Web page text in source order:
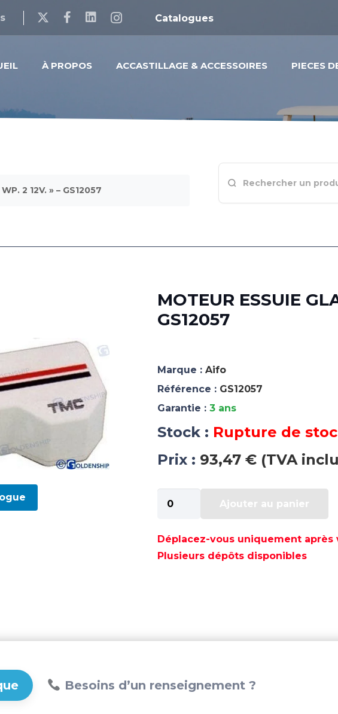
Catalogues
À PROPOS ACCASTILLAGE & ACCESSOIRES PIECES
2 12V. » – GS12057
MOTEUR ESSUIE
GS12057
Marque : Aifo
Référence : GS12057
Garantie : 3 ans
Stock : Rupture de
Prix : 93,47 € (TVA
de
ESSUIE
GLACE
GS12057
Ajouter au panier
Déplacez-vous uniquement
Plusieurs dépôts disponibles
Besoins d’un renseignement ?